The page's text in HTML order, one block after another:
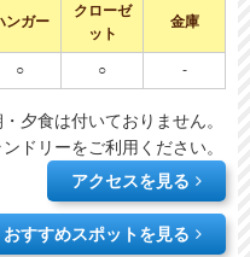
ンガー
クローゼ
ット
金庫
○ ○ -
夕食は付いておりません。
ドリーをご利用ください。
アクセスを見る
おすすめスポットを見る